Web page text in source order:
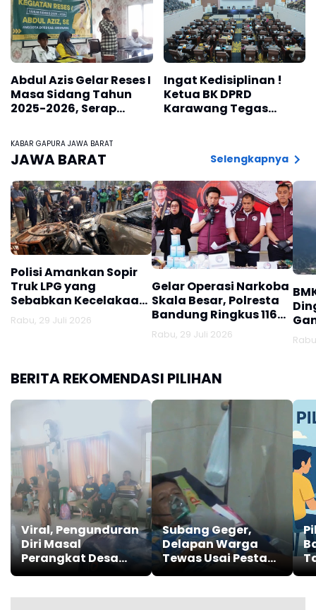
Abdul Azis Gelar Reses I
Masa Sidang Tahun
2025-2026, Serap
Ingat Kedisiplinan !
Ketua BK DPRD
Karawang Tegas
Rapat Resmi dan RDP
KABAR GAPURA JAWA BARAT
JAWA BARAT Selengkapnya
Polisi Amankan Sopir
Truk LPG yang
Sebabkan Kecelakaan
Maut di Jalan
Soekarno-Hatta
Rabu, 29 Juli 2026
Gelar Operasi Narkoba
Skala Besar, Polresta
Bandung Ringkus 116
Tersangka dan Sita
Jutaan Obat Keras
Rabu, 29 Juli 2026
BERITA REKOMENDASI PILIHAN
Viral, Pengunduran
Diri Masal
Perangkat Desa
Karangligar
Subang Geger,
Delapan Warga
Tewas Usai Pesta
Miras Oplosan,
Intensif